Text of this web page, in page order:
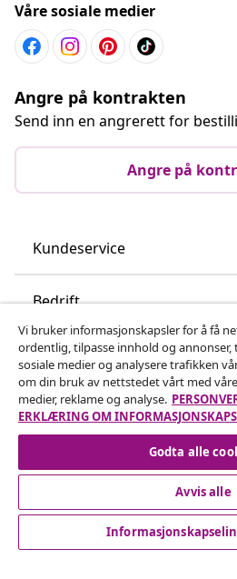
Våre sosiale medier
Angre på kontrakten
Send inn en angrerett for
Angre på
Kundeservice
Bedrift
vidaXL
Oppdag mer
© 2008-2026 vidaXL
Vi bruker informasjonskapsler for å få
ordentlig, tilpasse innhold og
sosiale medier og analysere trafikken
om din bruk av nettstedet vårt med
medier, reklame og analyse.
ERKLÆRING OM
Godta alle
Avvis alle